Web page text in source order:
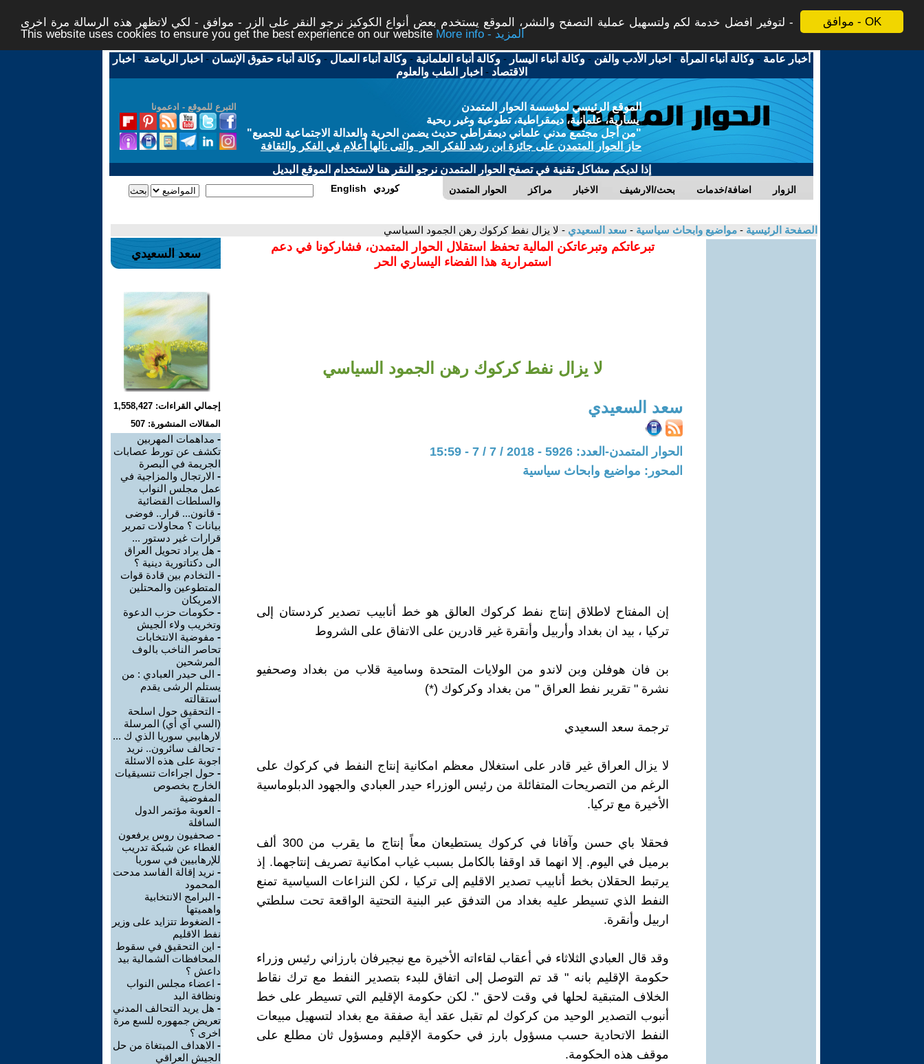
موافق - OK
لتوفير افضل خدمة لكم ولتسهيل عملية التصفح والنشر، الموقع يستخدم بعض أنواع الكوكيز نرجو النقر على الزر - موافق - لكي لاتظهر هذه الرسالة مرة اخرى -
This website uses cookies to ensure you get the best experience on our website
More info - المزيد
أخبار عامة -وكالة أنباء المرأة - اخبار الأدب والفن -وكالة أنباء اليسار -وكالة أنباء العلمانية -وكالة أنباء العمال -وكالة أنباء حقوق الإنسان - اخبار الرياضة - اخبار
الاقتصاد - اخبار الطب والعلوم
التبرع للموقع - ادعمونا
الموقع الرئيسي لمؤسسة الحوار المتمدن
يسارية، علمانية، ديمقراطية، تطوعية وغير ربحية
"من أجل مجتمع مدني علماني ديمقراطي حديث يضمن الحرية والعدالة الاجتماعية للجميع"
حاز الحوار المتمدن على جائزة ابن رشد للفكر الحر والتى نالها أعلام في الفكر والثقافة
إذا لديكم مشاكل تقنية في تصفح الحوار المتمدن نرجو النقر هنا لاستخدام الموقع البديل
الحوار المتمدن مراكز الاخبار بحث/الارشيف اضافة/خدمات الزوار English كوردي
الصفحة الرئيسية - مواضيع وابحاث سياسية - سعد السعيدي - لا يزال نفط كركوك رهن الجمود السياسي
تبرعاتكم وتبرعاتكن المالية تحفظ استقلال الحوار المتمدن، فشاركونا في دعم
استمرارية هذا الفضاء اليساري الحر
لا يزال نفط كركوك رهن الجمود السياسي
سعد السعيدي
الحوار المتمدن-العدد: 5926 - 2018 / 7 / 7 - 15:59
المحور: مواضيع وابحاث سياسية
إن المفتاح لاطلاق إنتاج نفط كركوك العالق هو خط أنابيب تصدير كردستان إلى
تركيا ، بيد ان بغداد وأربيل وأنقرة غير قادرين على الاتفاق على الشروط
بن فان هوفلن وبن لاندو من الولايات المتحدة وسامية قلاب من بغداد وصحفيو
نشرة " تقرير نفط العراق " من بغداد وكركوك (*)
ترجمة سعد السعيدي
لا يزال العراق غير قادر على استغلال معظم امكانية إنتاج النفط في كركوك على
الرغم من التصريحات المتفائلة من رئيس الوزراء حيدر العبادي والجهود الدبلوماسية
الأخيرة مع تركيا.
فحقلا باي حسن وآفانا في كركوك يستطيعان معاً إنتاج ما يقرب من 300 ألف
برميل في اليوم. إلا انهما قد اوقفا بالكامل بسبب غياب امكانية تصريف إنتاجهما. إذ
يرتبط الحقلان بخط أنابيب تصدير الاقليم إلى تركيا ، لكن النزاعات السياسية تمنع
النفط الذي تسيطر عليه بغداد من التدفق عبر البنية التحتية الواقعة تحت سلطتي
اربيل وأنقرة.
وقد قال العبادي الثلاثاء في أعقاب لقاءاته الأخيرة مع نيجيرفان بارزاني رئيس وزراء
حكومة الإقليم بانه " قد تم التوصل إلى اتفاق للبدء بتصدير النفط مع ترك نقاط
الخلاف المتبقية لحلها في وقت لاحق ". لكن حكومة الإقليم التي تسيطر على خط
أنبوب التصدير الوحيد من كركوك لم تقبل عقد أية صفقة مع بغداد لتسهيل مبيعات
النفط الاتحادية حسب مسؤول بارز في حكومة الإقليم ومسؤول ثان مطلع على
موقف هذه الحكومة.
سعد السعيدي
إجمالي القراءات: 1,558,427
المقالات المنشورة: 507
- مداهمات المهربين
تكشف عن تورط عصابات
الجريمة في البصرة
- الارتجال والمزاجية في
عمل مجلس النواب
والسلطات القضائية
- قانون... قرار.. فوضى
بيانات ؟ محاولات تمرير
قرارات غير دستور ...
- هل يراد تحويل العراق
الى دكتاتورية دينية ؟
- التخادم بين قادة قوات
المتطوعين والمحتلين
الامريكان
- حكومات حزب الدعوة
وتخريب ولاء الجيش
- مفوضية الانتخابات
تحاصر الناخب بالوف
المرشحين
- الى حيدر العبادي : من
يستلم الرشى يقدم
استقالته
- التحقيق حول اسلحة
(السي آي أي) المرسلة
لارهابيي سوريا الذي ك ...
- تحالف سائرون.. نريد
اجوبة على هذه الاسئلة
- حول اجراءات تنسيقيات
الخارج بخصوص
المفوضية
- العوبة مؤتمر الدول
السافلة
- صحفيون روس يرفعون
الغطاء عن شبكة تدريب
للإرهابيين في سوريا
- نريد إقالة الفاسد مدحت
المحمود
- البرامج الانتخابية
واهميتها
- الضغوط تتزايد على وزير
نفط الاقليم
- اين التحقيق في سقوط
المحافظات الشمالية بيد
داعش ؟
- اعضاء مجلس النواب
ونظافة اليد
- هل يريد التحالف المدني
تعريض جمهوره للسع مرة
اخرى ؟
- الاهداف المبتغاة من حل
الجيش العراقي